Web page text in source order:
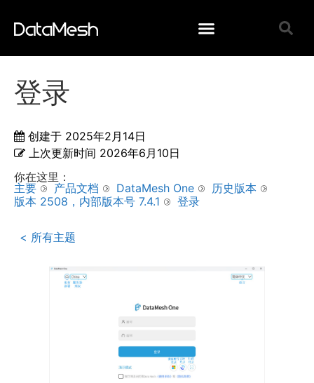
登录
创建于 2025年2月14日
上次更新时间 2026年6月10日
你在这里：
主要
产品文档 DataMesh One
历史版本
版本 2508，内部版本号 7.4.1
登录
< 所有主题